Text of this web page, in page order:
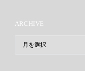
ARCHIVE